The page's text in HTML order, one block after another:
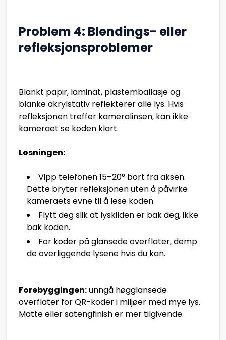
Problem 4: Blendings- eller
refleksjonsproblemer
Blankt papir, laminat, plastemballasje og
blanke akrylstativ reflekterer alle lys. Hvis
refleksjonen treffer kameralinsen, kan ikke
kameraet se koden klart.
Løsningen:
Vipp telefonen 15–20° bort fra aksen.
Dette bryter refleksjonen uten å påvirke
kameraets evne til å lese koden.
Flytt deg slik at lyskilden er bak deg, ikke
bak koden.
For koder på glansede overflater, demp
de overliggende lysene hvis du kan.
Forebyggingen:unngå høgglansede
overflater for QR-koder i miljøer med mye lys.
Matte eller satengfinish er mer tilgivende.